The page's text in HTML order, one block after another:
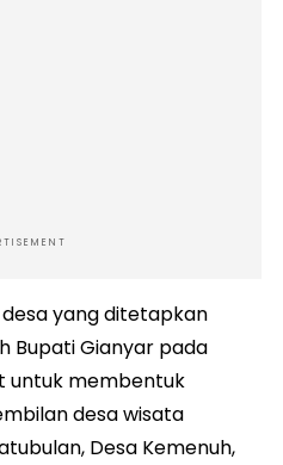
desa yang ditetapkan
Bupati Gianyar pada
untuk membentuk
desa wisata
Desa Kemenuh,